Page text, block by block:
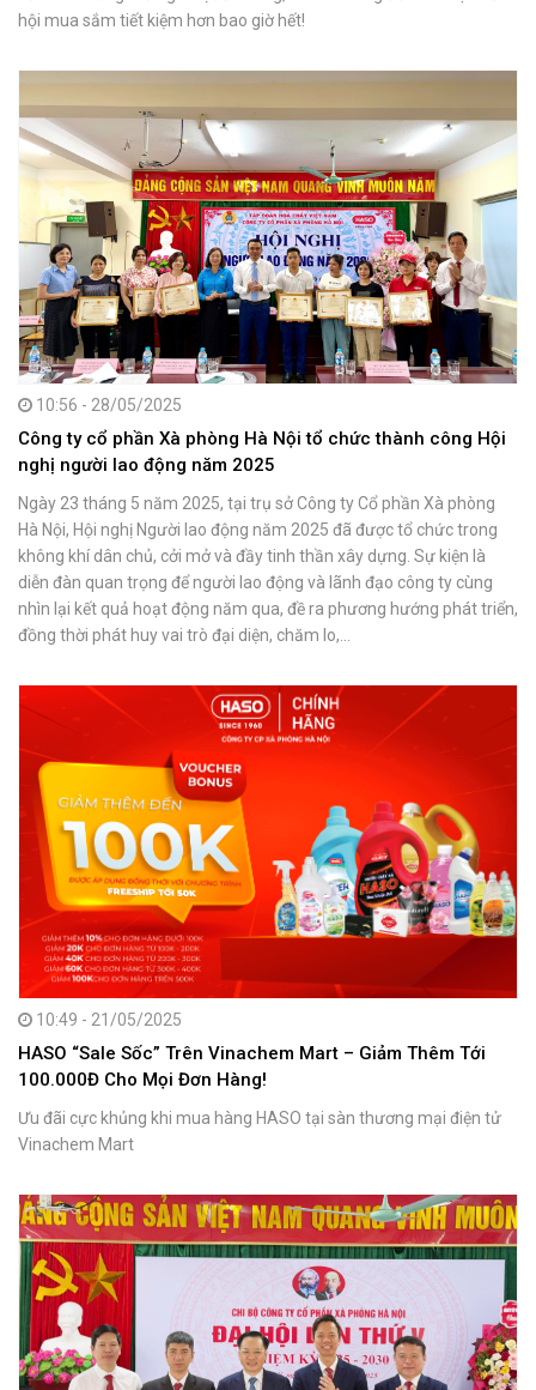
hội mua sắm tiết kiệm hơn bao giờ hết!
10:56 - 28/05/2025
Công ty cổ phần Xà phòng Hà Nội tổ chức thành công Hội
nghị người lao động năm 2025
Ngày 23 tháng 5 năm 2025, tại trụ sở Công ty Cổ phần Xà phòng
Hà Nội, Hội nghị Người lao động năm 2025 đã được tổ chức trong
không khí dân chủ, cởi mở và đầy tinh thần xây dựng. Sự kiện là
diễn đàn quan trọng để người lao động và lãnh đạo công ty cùng
nhìn lại kết quả hoạt động năm qua, đề ra phương hướng phát triển,
đồng thời phát huy vai trò đại diện, chăm lo,...
10:49 - 21/05/2025
HASO “Sale Sốc” Trên Vinachem Mart – Giảm Thêm Tới
100.000Đ Cho Mọi Đơn Hàng!
Ưu đãi cực khủng khi mua hàng HASO tại sàn thương mại điện tử
Vinachem Mart